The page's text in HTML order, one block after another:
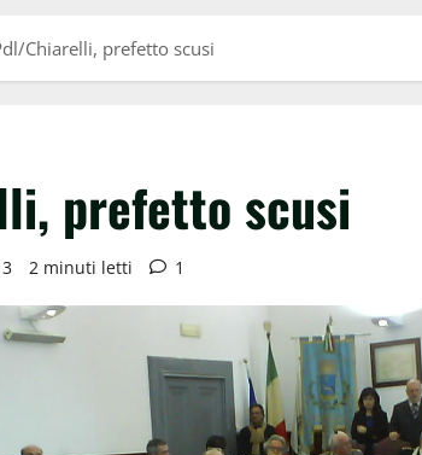
Chiarelli, prefetto scusi
prefetto scusi
2 minuti letti 1